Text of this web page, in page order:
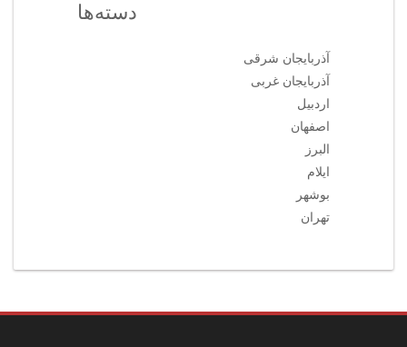
دسته‌ها
آذربایجان شرقی
آذربایجان غربی
اردبیل
اصفهان
البرز
ایلام
بوشهر
تهران